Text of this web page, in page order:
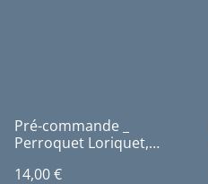
Pré-commande _
Perroquet Loriquet,
14,00 €